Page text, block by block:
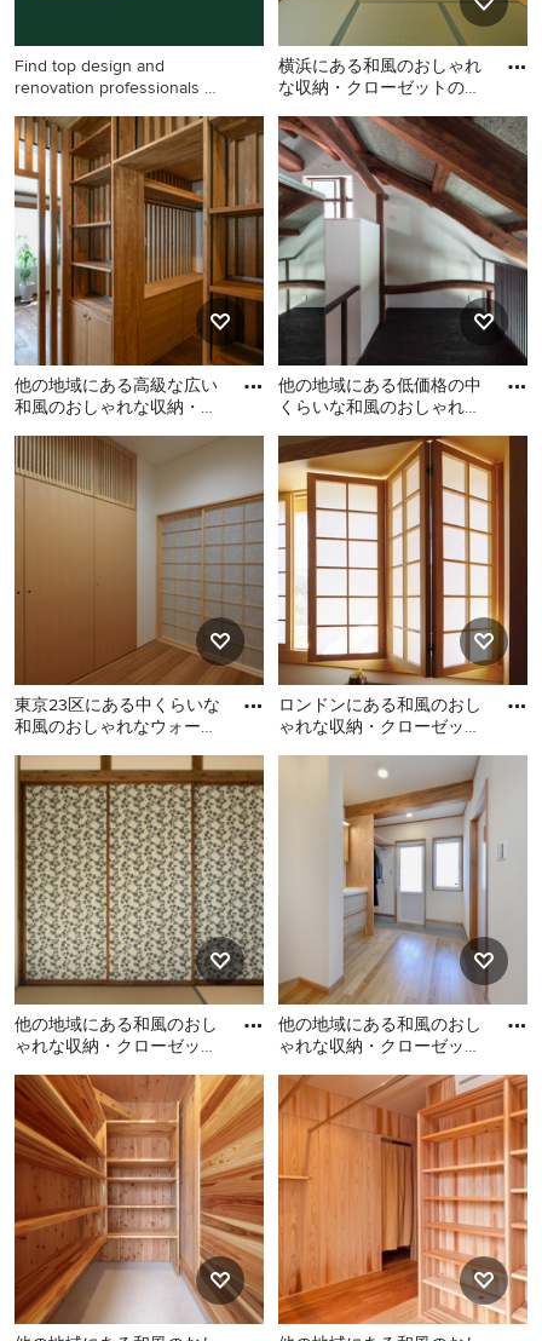
Find top design and
renovation professionals on
横浜にある和風のおしゃれ
な収納・クローゼットの写
横浜にある和風のおしゃれ
な収納・クローゼットの写
真
他の地域にある高級な広い
和風のおしゃれな収納・ク
他の地域にある高級な広い
和風のおしゃれな収納・ク
ローゼットの写真
他の地域にある低価格の中
くらいな和風のおしゃれな
(淡色木目調キャビネット、
他の地域にある低価格の中
くらいな和風のおしゃれな
ウォークインクローゼット
(淡色木目調キャビネット、
合板フローリング、黒い床)
の写真
東京23区にある中くらいな
和風のおしゃれなウォーク
トパネル扉のキャビネット
東京23区にある中くらいな
和風のおしゃれなウォーク
インクローゼット (フラット
パネル扉のキャビネット、
ベージュのキャビネット、
無垢フローリング、茶色い
床) の写真
ロンドンにある和風のおし
ゃれな収納・クローゼット
ロンドンにある和風のおし
ゃれな収納・クローゼット
他の地域にある和風のおし
ゃれな収納・クローゼット
他の地域にある和風のおし
ゃれな収納・クローゼット
の写真
他の地域にある和風のおし
ゃれな収納・クローゼット
他の地域にある和風のおし
ゃれな収納・クローゼット
の写真